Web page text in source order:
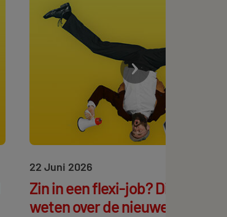
22 Juni 2026
Zin in een flexi-job? Dit moet je
weten over de nieuwe regels!